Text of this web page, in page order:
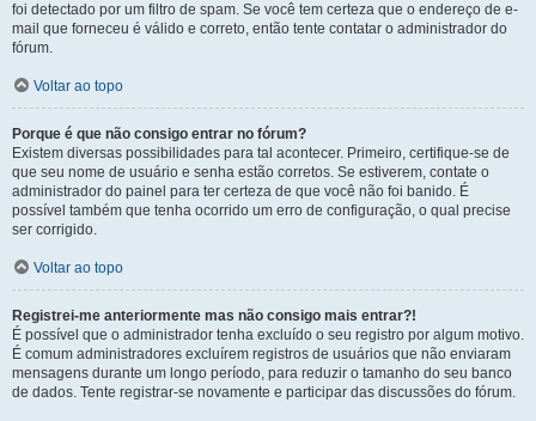
foi detectado por um filtro de spam. Se você tem certeza que o endereço de e-
mail que forneceu é válido e correto, então tente contatar o administrador do
fórum.
Voltar ao topo
Porque é que não consigo entrar no fórum?
Existem diversas possibilidades para tal acontecer. Primeiro, certifique-se de
que seu nome de usuário e senha estão corretos. Se estiverem, contate o
administrador do painel para ter certeza de que você não foi banido. É
possível também que tenha ocorrido um erro de configuração, o qual precise
ser corrigido.
Voltar ao topo
Registrei-me anteriormente mas não consigo mais entrar?!
É possível que o administrador tenha excluído o seu registro por algum motivo.
É comum administradores excluírem registros de usuários que não enviaram
mensagens durante um longo período, para reduzir o tamanho do seu banco
de dados. Tente registrar-se novamente e participar das discussões do fórum.